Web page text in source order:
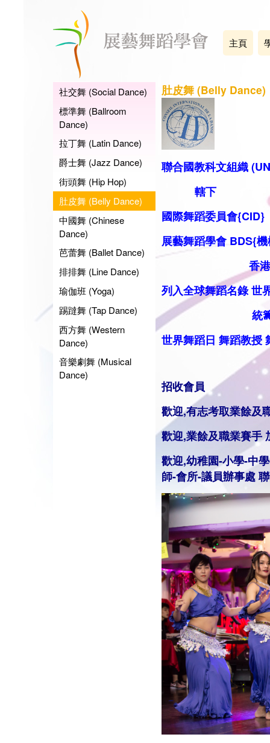
主頁
社交舞 (Social Dance)
標準舞 (Ballroom
Dance)
拉丁舞 (Latin Dance)
爵士舞 (Jazz Dance)
街頭舞 (Hip Hop)
肚皮舞 (Belly Dance)
中國舞 (Chinese
Dance)
芭蕾舞 (Ballet Dance)
排排舞 (Line Dance)
瑜伽班 (Yoga)
踢躂舞 (Tap Dance)
西方舞 (Western
Dance)
音樂劇舞 (Musical
Dance)
肚皮舞 (Belly Dance)
聯合國教科文組織
轄下
國際舞蹈委員會{CID}
展藝舞蹈學會 BDS{機
香港代
列入全球舞蹈名錄世
統籌業餘
世界舞蹈日 舞蹈教授
招收會員
歡迎,有志考取業餘及
歡迎,業餘及職業賽手
歡迎,幼稚園-小學-中
師-會所-議員辦事處